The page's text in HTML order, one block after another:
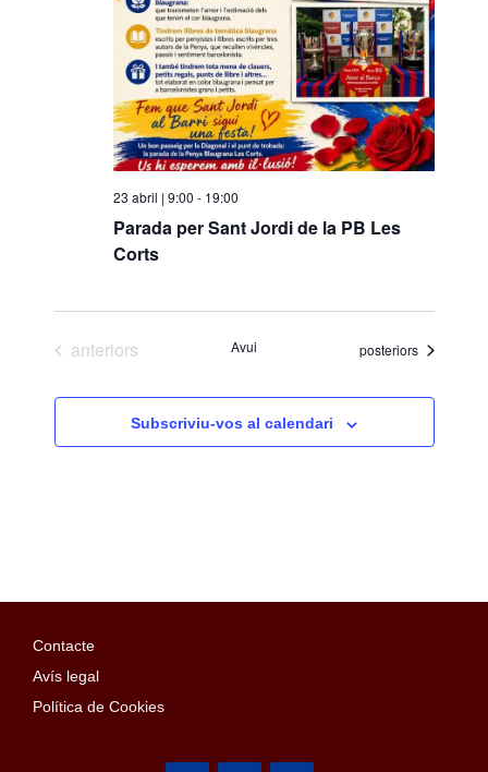
Parada per Sant Jordi de la PB Les
Corts
23 abril | 9:00 - 19:00
Esdeveniments
anteriors Avui Esdeveniments
posteriors
Subscriviu-vos al calendari
Contacte
Avís legal
Política de Cookies